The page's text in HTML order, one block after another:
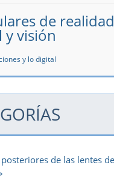
de realidad
y visión
y lo digital
de las lentes de